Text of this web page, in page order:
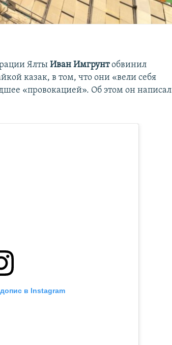
ЯлтыИван Имгрунтобвинил
казак, в том, что они «вели себя
«провокацией». Об этом он написал